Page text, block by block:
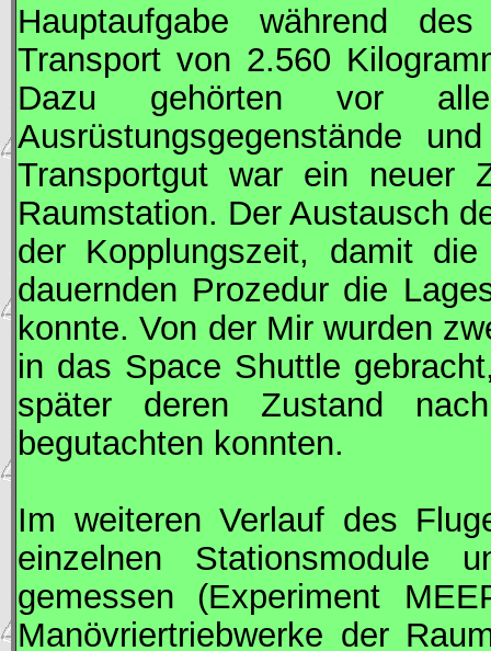
Hauptaufgabe während
Transport von 2.560
Dazu gehörten vor
Ausrüstungsgegenstände
Transportgut war ein neuer
Raumstation. Der Austausch
der Kopplungszeit, damit
dauernden Prozedur die
konnte. Von der Mirwurden
in das Space Shuttle
später deren Zustand
begutachten konnten.
Im weiteren Verlauf des
einzelnen Stationsmodule
gemessen (Experiment
Manövriertriebwerke der